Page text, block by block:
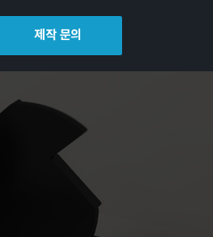
제작 문의